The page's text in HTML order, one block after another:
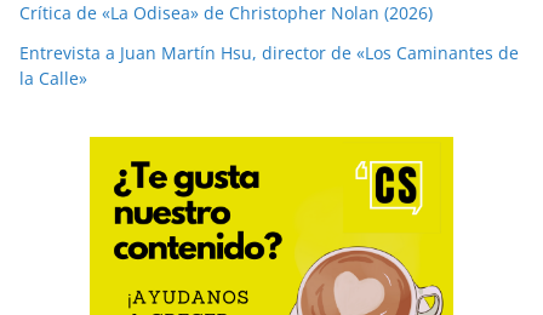
Crítica de «La Odisea» de Christopher Nolan (2026)
Entrevista a Juan Martín Hsu, director de «Los Caminantes de
la Calle»